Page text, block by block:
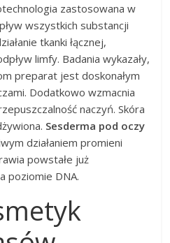
zastosowana w
wszystkich substancji
tkanki łącznej,
limfy. Badania wykazały,
preparat jest doskonałym
Dodatkowo wzmacnia
naczyń. Skóra
Sesderma pod oczy
działaniem promieni
powstałe już
poziomie DNA.